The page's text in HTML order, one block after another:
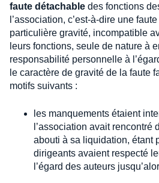
faute détachable des fonctions
l’association, c’est-à-dire une
particulière gravité, incompatible
leurs fonctions, seule de nature à
responsabilité personnelle à
le caractère de gravité de la faute
motifs suivants :
les manquements étaient
l’association avait rencontré
abouti à sa liquidation, étant
dirigeants avaient respecté
l’égard des auteurs